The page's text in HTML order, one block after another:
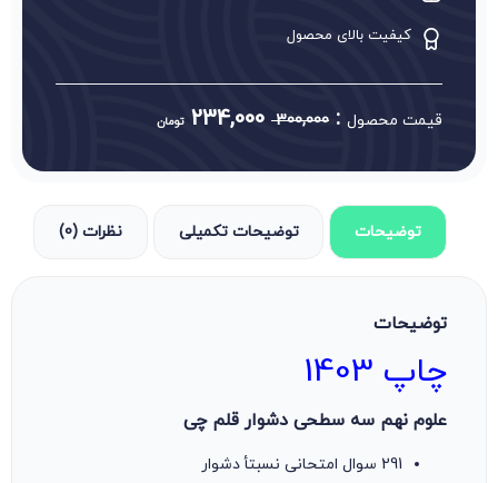
کیفیت بالای محصول
قیمت محصول :
300,000
234,000 تومان
توضیحات توضیحات تکمیلی نظرات (0)
توضیحات
چاپ 1403
علوم نهم سه سطحی دشوار قلم چی
291 سوال امتحانی نسبتأ دشوار